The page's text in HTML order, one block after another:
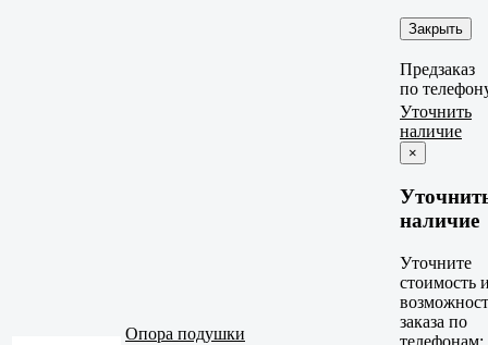
Закрыть
Предзаказ
по
Опора подушки
Уточнить
наличие
×
наличие
Уточните
стоимость
заказа по
телефонам: